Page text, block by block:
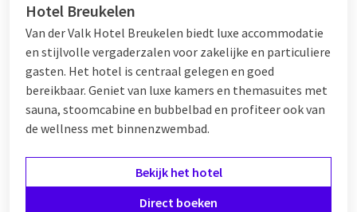
Hotel Breukelen
Van der Valk Hotel Breukelen biedt luxe accommodatie
en stijlvolle vergaderzalen voor zakelijke en particuliere
gasten. Het hotel is centraal gelegen en goed
bereikbaar. Geniet van luxe kamers en themasuites met
sauna, stoomcabine en bubbelbad en profiteer ook van
de wellness met binnenzwembad.
Bekijk het hotel
Direct boeken